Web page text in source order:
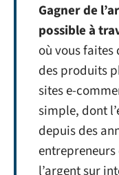
Gagner de
possible à
où vous
des produits
sites e-
simple, dont
depuis des
l’argent sur